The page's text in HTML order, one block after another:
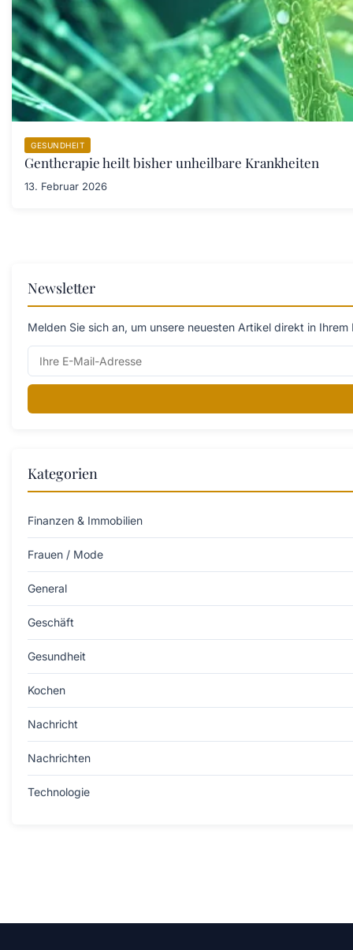
GESUNDHEIT
Gentherapie heilt bisher unheilbare Krankheiten
13. Februar 2026
Newsletter
Melden Sie sich an, um unsere neuesten Artikel direkt in
Kategorien
Finanzen & Immobilien
Frauen / Mode
General
Geschäft
Gesundheit
Kochen
Nachricht
Nachrichten
Technologie